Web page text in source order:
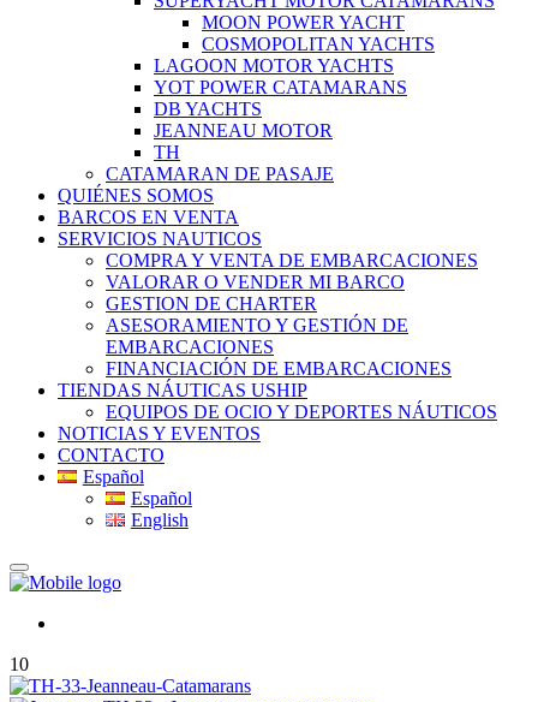
MOON POWER YACHT
COSMOPOLITAN YACHTS
LAGOON MOTOR YACHTS
YOT POWER CATAMARANS
DB YACHTS
JEANNEAU MOTOR
TH
CATAMARAN DE PASAJE
QUIÉNES SOMOS
BARCOS EN VENTA
SERVICIOS NAUTICOS
COMPRA Y VENTA DE EMBARCACIONES
VALORAR O VENDER MI BARCO
GESTION DE CHARTER
ASESORAMIENTO Y GESTIÓN DE
EMBARCACIONES
FINANCIACIÓN DE EMBARCACIONES
TIENDAS NÁUTICAS USHIP
EQUIPOS DE OCIO Y DEPORTES NÁUTICOS
NOTICIAS Y EVENTOS
CONTACTO
Español
Español
English
10